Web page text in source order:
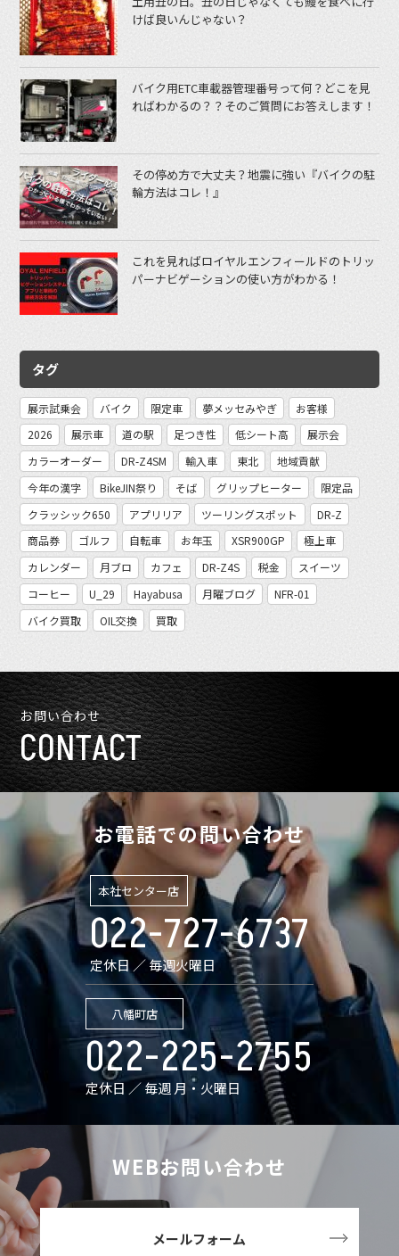
けば良いんじゃない？
バイク用ETC車載器管理番号って何？どこを見
ればわかるの？？そのご質問にお答えします！
その停め方で大丈夫？地震に強い『バイクの駐
輪方法はコレ！』
これを見ればロイヤルエンフィールドのトリッ
パーナビゲーションの使い方がわかる！
タグ
展示試乗会 バイク 限定車 夢メッセみやぎ
お客様
2026
展示車 道の駅 足つき性 低シート高
展示会
カラーオーダー
DR-Z4SM 輸入車 東北
地域貢献
今年の漢字
BikeJIN祭り そば グリップヒーター
限定品
クラッシック650
アプリリア ツーリングスポット
DR-Z
商品券
ゴルフ 自転車 お年玉 XSR900GP
極上車
カレンダー
月ブロ カフェ DR-Z4S 税金
スイーツ
コーヒー
U_29 Hayabusa 月曜ブログ
NFR-01
バイク買取
OIL交換 買取
お問い合わせ
CONTACT
お電話での問い合わせ
本社センター店
022-727-6737
定休日 ／ 毎週火曜日
八幡町店
022-225-2755
定休日 ／ 毎週 月・火曜日
WEBお問い合わせ
メールフォーム